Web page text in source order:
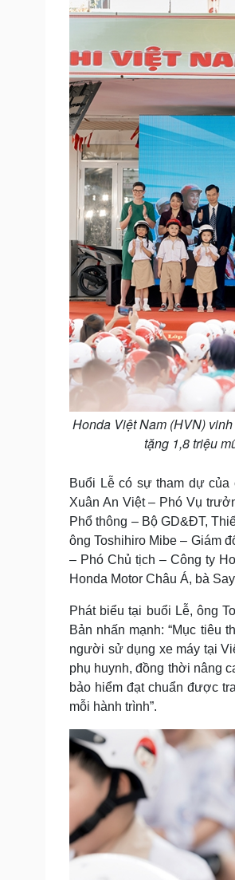
Honda Việt Nam (HVN)
tặng 1,8 triệu
Buổi Lễ có sự tham dự của
Xuân An Việt – Phó Vụ
Phổ thông – Bộ GD&ĐT,
ông Toshihiro Mibe – Giám
– Phó Chủ tịch – Công ty
Honda Motor Châu Á, bà
Phát biểu tại buổi Lễ, ông
Bản nhấn mạnh: “Mục tiêu
người sử dụng xe máy tại
phụ huynh, đồng thời nâng
bảo hiểm đạt chuẩn được
mỗi hành trình”.